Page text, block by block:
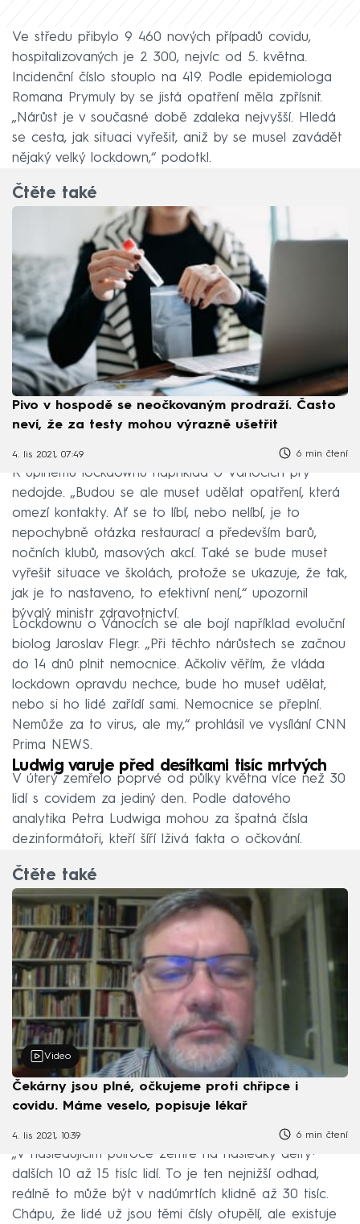
Ve středu přibylo 9 460 nových případů covidu,
hospitalizovaných je 2 300, nejvíc od 5. května.
Incidenční číslo stouplo na 419. Podle epidemiologa
Romana Prymuly by se jistá opatření měla zpřísnit.
„Nárůst je v současné době zdaleka nejvyšší. Hledá
se cesta, jak situaci vyřešit, aniž by se musel zavádět
nějaký velký lockdown,“ podotkl.
Čtěte také
Pivo v hospodě se neočkovaným prodraží. Často
neví, že za testy mohou výrazně ušetřit
4. lis 2021, 07:49 6 min čtení
K úplnému lockdownu například o Vánocích prý
nedojde. „Budou se ale muset udělat opatření, která
omezí kontakty. Ať se to líbí, nebo nelíbí, je to
nepochybně otázka restaurací a především barů,
nočních klubů, masových akcí. Také se bude muset
vyřešit situace ve školách, protože se ukazuje, že tak,
jak je to nastaveno, to efektivní není,“ upozornil
bývalý ministr zdravotnictví.
Lockdownu o Vánocích se ale bojí například evoluční
biolog Jaroslav Flegr. „Při těchto nárůstech se začnou
do 14 dnů plnit nemocnice. Ačkoliv věřím, že vláda
lockdown opravdu nechce, bude ho muset udělat,
nebo si ho lidé zařídí sami. Nemocnice se přeplní.
Nemůže za to virus, ale my,“ prohlásil ve vysílání CNN
Prima NEWS.
Ludwig varuje před desítkami tisíc mrtvých
V úterý zemřelo poprvé od půlky května více než 30
lidí s covidem za jediný den. Podle datového
analytika Petra Ludwiga mohou za špatná čísla
dezinformátoři, kteří šíří lživá fakta o očkování.
Čtěte také
Video
Čekárny jsou plné, očkujeme proti chřipce i
covidu. Máme veselo, popisuje lékař
4. lis 2021, 10:39 6 min čtení
„V následujícím půlroce zemře na následky delty+
dalších 10 až 15 tisíc lidí. To je ten nejnižší odhad,
reálně to může být v nadúmrtích klidně až 30 tisíc.
Chápu, že lidé už jsou těmi čísly otupělí, ale existuje